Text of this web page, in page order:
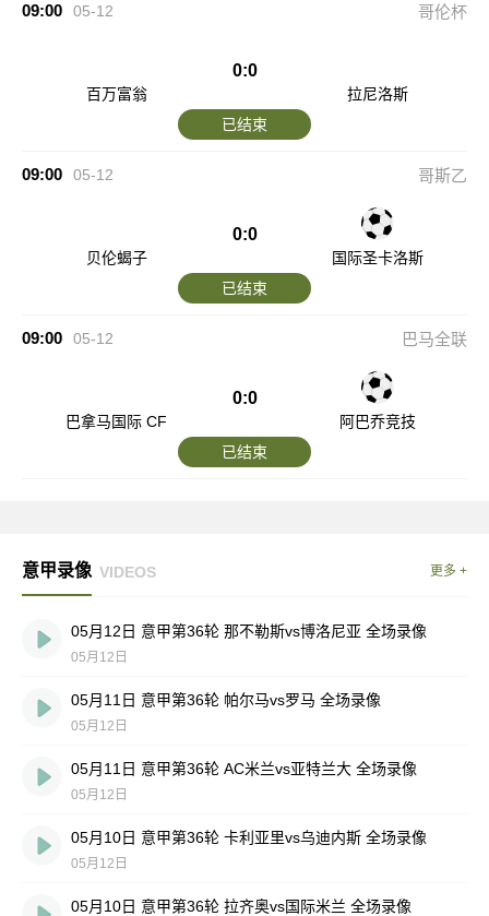
09:00 05-12 哥伦杯
百万富翁
0:0
拉尼洛斯
已结束
09:00 05-12 哥斯乙
贝伦蝎子
0:0
国际圣卡洛斯
已结束
09:00 05-12 巴马全联
巴拿马国际 CF
0:0
阿巴乔竞技
已结束
意甲录像 VIDEOS 更多 +
05月12日 意甲第36轮 那不勒斯vs博洛尼亚 全场录像
05月12日
05月11日 意甲第36轮 帕尔马vs罗马 全场录像
05月12日
05月11日 意甲第36轮 AC米兰vs亚特兰大 全场录像
05月12日
05月10日 意甲第36轮 卡利亚里vs乌迪内斯 全场录像
05月12日
05月10日 意甲第36轮 拉齐奥vs国际米兰 全场录像